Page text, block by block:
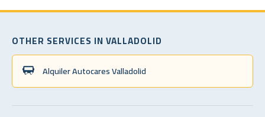
OTHER SERVICES IN VALLADOLID
Alquiler Autocares Valladolid